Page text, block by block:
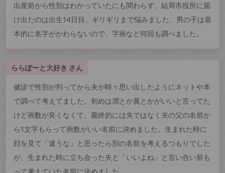
出産前から性別はわかっていたにも関わらず、結局市役所に届
け出たのは出生14日目。ギリギリまで悩みました。男の子は基
本的に名字がかわらないので、字画など何回も調べました。
ららぽーと大好き さん
健診で性別が判ってから夫が時々思い出したようにネットや本
で調べて考えてました。初めは潤とか翼とかがいいと言ってた
けど画数が良くなくて、最終的には夫ではなく夫の父の名前か
ら1文字もらって画数がいい名前に決めました。生まれた時に
顔を見て「違うな」と思ったら別の名前を考えるつもりでした
が、生まれた時に立ち会った夫と「いいよね」と言い合い前も
って考えていた名前に決めました。